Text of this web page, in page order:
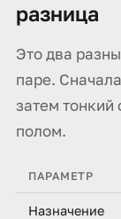
разница
Это два
паре.
затем
полом.
ПАРАМЕТР
Назначение